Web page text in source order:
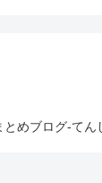
めブログ-てん